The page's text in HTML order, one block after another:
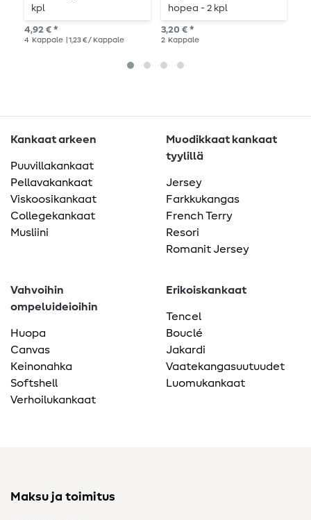
kpl
4,92 € *
4 Kappale | 1,23 € / Kappale
hopea - 2 kpl
3,20 € *
2 Kappale
Kankaat arkeen
Puuvillakankaat
Pellavakankaat
Viskoosikankaat
Collegekankaat
Musliini
Muodikkaat kankaat
tyylillä
Jersey
Farkkukangas
French Terry
Resori
Romanit Jersey
Vahvoihin
ompeluideioihin
Huopa
Canvas
Keinonahka
Softshell
Verhoilukankaat
Erikoiskankaat
Tencel
Bouclé
Jakardi
Vaatekangasuutuudet
Luomukankaat
Maksu ja toimitus